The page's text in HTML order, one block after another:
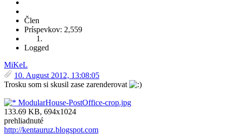
Člen
Príspevkov: 2,559
Logged
MiKeL
10. August 2012, 13:08:05
Trosku som si skusil zase zarenderovat
ModularHouse-PostOffice-crop.jpg
133.69 KB, 694x1024
prehliadnuté
http://kentauruz.blogspot.com